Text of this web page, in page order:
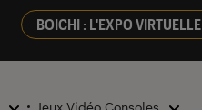
BOICHI : L'EXPO VIRTUELLE
Jeux Vidéo Consoles